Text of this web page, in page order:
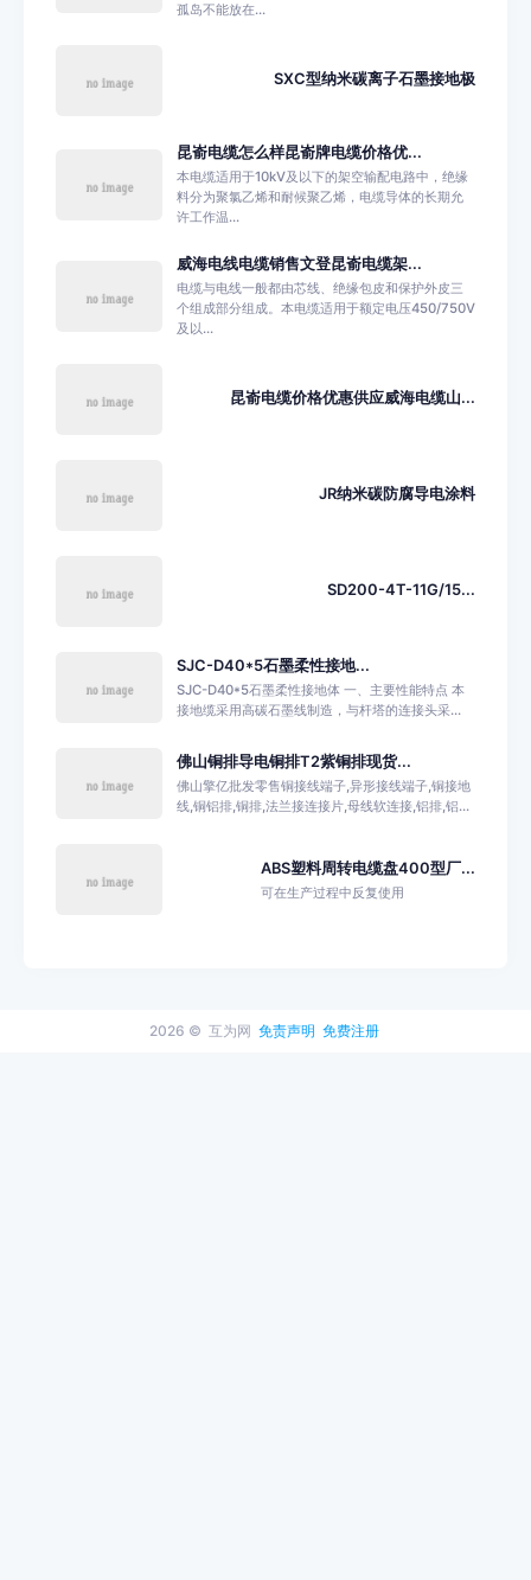
孤岛不能放在...
SXC型纳米碳离子石墨接地极
昆嵛电缆怎么样昆嵛牌电缆价格优...
本电缆适用于10kV及以下的架空输配电路中，绝缘
料分为聚氯乙烯和耐候聚乙烯，电缆导体的长期允
许工作温...
威海电线电缆销售文登昆嵛电缆架...
电缆与电线一般都由芯线、绝缘包皮和保护外皮三
个组成部分组成。本电缆适用于额定电压450/750V
及以...
昆嵛电缆价格优惠供应威海电缆山...
JR纳米碳防腐导电涂料
SD200-4T-11G/15...
SJC-D40*5石墨柔性接地...
SJC-D40*5石墨柔性接地体 一、主要性能特点 本
接地缆采用高碳石墨线制造，与杆塔的连接头采...
佛山铜排导电铜排T2紫铜排现货...
佛山擎亿批发零售铜接线端子,异形接线端子,铜接地
线,铜铝排,铜排,法兰接连接片,母线软连接,铝排,铝...
ABS塑料周转电缆盘400型厂...
可在生产过程中反复使用
2026 © 互为网 免责声明 免费注册